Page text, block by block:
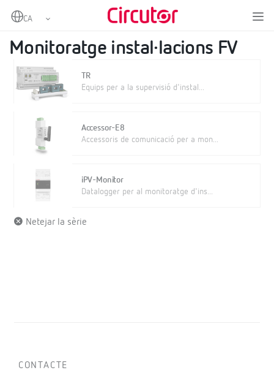
Home Energies renovables Monitoratge instal·lacions FV
Monitoratge instal·lacions FV
TR
Equips per a la supervisió d'instal...
Accessor-E8
Accessoris de comunicació per a mon...
iPV-Monitor
Datalogger per al monitoratge d'ins...
Netejar la sèrie
CONTACTE